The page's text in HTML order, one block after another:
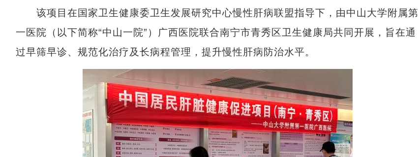
该项目在国家卫生健康委卫生发展研究中心慢性肝病联盟指导下，由中山大学附属第
一医院（以下简称“中山一院”）广西医院联合南宁市青秀区卫生健康局共同开展，旨在通
过早筛早诊、规范化治疗及长病程管理，提升慢性肝病防治水平。